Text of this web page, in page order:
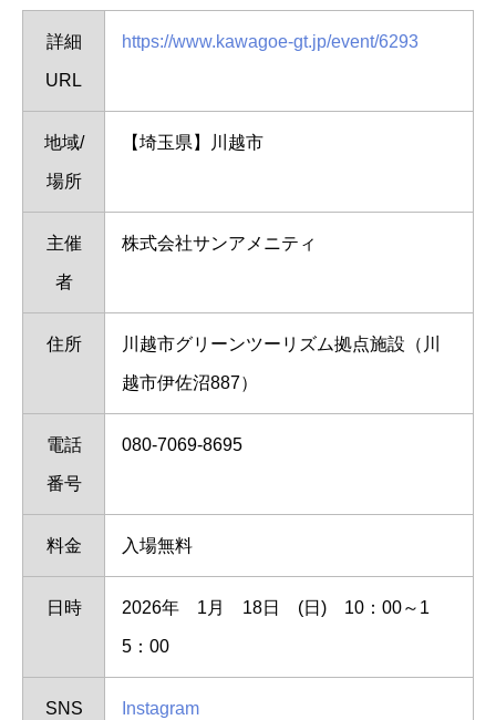
詳細
URL
https://www.kawagoe-gt.jp/event/6293
地域/
場所
【埼玉県】川越市
主催
者
株式会社サンアメニティ
住所 川越市グリーンツーリズム拠点施設（川
越市伊佐沼887）
電話
番号
080-7069-8695
料金 入場無料
日時 2026年 1月 18日 (日) 10：00～1
5：00
SNS Instagram